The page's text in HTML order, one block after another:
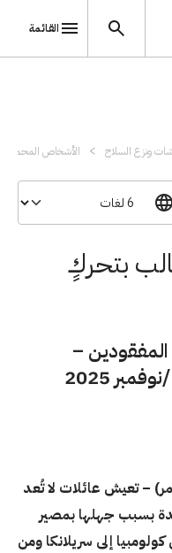
القائمة
ونزع السلاح الأشخاص المحميون
بتحركٍ
المفقودين –
–تعيش عائلات لا تُعد
بسبب جهلها بمصير
إلى سريلانكا ومن